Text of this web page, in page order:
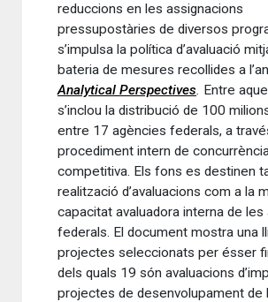
reduccions en les assignacions
pressupostàries de diversos
s’impulsa la política d’avaluació
bateria de mesures recollides a
Analytical Perspectives. Entre
s’inclou la distribució de 100
entre 17 agències federals, a
procediment intern de
competitiva. Els fons es destinen
realització d’avaluacions com a la
capacitat avaluadora interna de les
federals. El document mostra una
projectes seleccionats per ésser
dels quals 19 són avaluacions
projectes de desenvolupament de